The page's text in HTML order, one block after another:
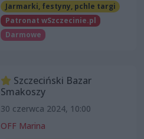
Jarmarki, festyny, pchle targi
Patronat wSzczecinie.pl
Darmowe
Szczeciński Bazar
Smakoszy
30 czerwca 2024, 10:00
OFF Marina